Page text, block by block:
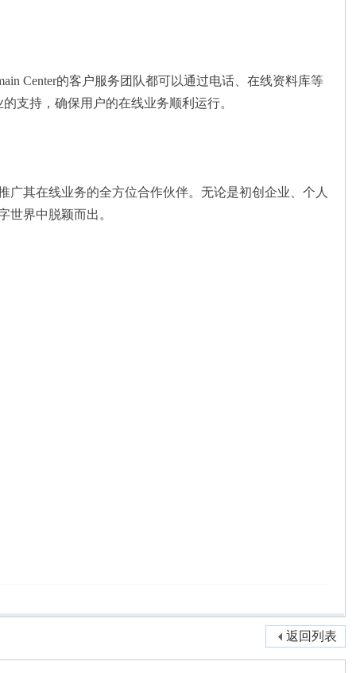
Center的客户服务团队都可以通过电话、在线资料库等
支持，确保用户的在线业务顺利运行。
广其在线业务的全方位合作伙伴。无论是初创企业、个人
世界中脱颖而出。
返回列表